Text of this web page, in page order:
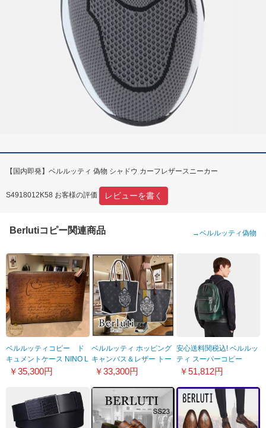
【国内即発】ベルルッティ 偽物 シャドウ カーフレザースニーカー
S4918012K58 お客様の評価 レビューを書く
Berlutiコピー関連商品 →ベルルッティ偽物
ベルルッティコピー ド
キュメントケース NINO L
サイズ NINO_GM-V2
￥35,300円
ベルルッティ ホッピング
キャンバス＆レザー トー
トバッグ偽物
￥33,300円
安心送料関税込! ベルルッ
ティ スーパーコピー
2018AW スモールサイズ
VOLUME_PM-V17
￥51,812円